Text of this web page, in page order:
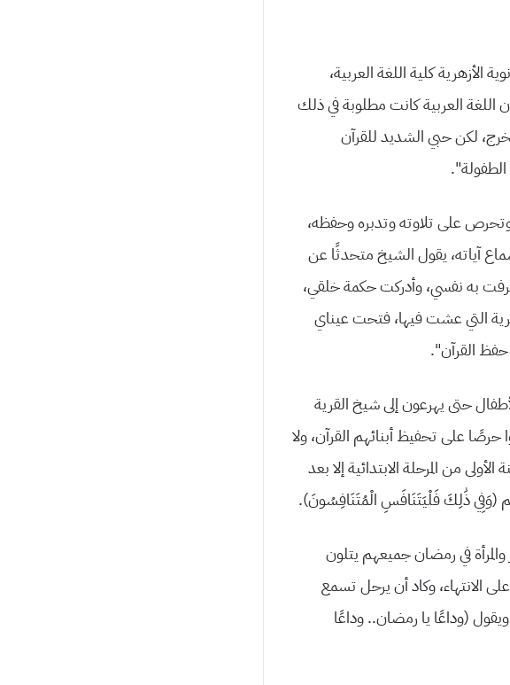
كلية اللغة العربية،
العربية كانت مطلوبة في ذلك
لكن حبي الشديد للقرآن
وتحرص على تلاوته وتدبره وحفظه،
آياته، يقول الشيخ متحدثًا عن
به نفسي، وأدركت حكمة خلقي،
التي عشت فيها، فتحت عيناي
حفظ القرآن”.
حتى يهرعون إلى شيخ القرية
على تحفيظ أبنائهم القرآن، ولا
من المرحلة الابتدائية إلا بعد
(وَفِي ذَٰلِكَ فَلْيَتَنَافَسِ الْمُتَنَافِسُونَ).
في رمضان جميعهم يتلون
الانتهاء، وكاد أن يرحل تسمع
(وداعًا يا رمضان.. وداعًا